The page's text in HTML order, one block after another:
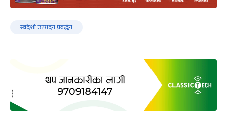
स्वदेशी उत्पादन प्रवर्द्धन